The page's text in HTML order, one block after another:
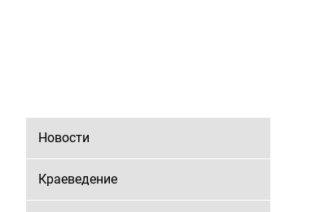
Новости
Краеведение